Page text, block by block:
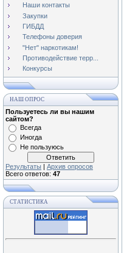
Наши контакты
Закупки
ГИБДД
Телефоны доверия
"Нет" наркотикам!
Противодействие терр...
Конкурсы
НАШ ОПРОС
Пользуетесь ли вы нашим
сайтом?
Всегда
Иногда
Не пользуюсь
Результаты | Архив опросов
Всего ответов: 47
СТАТИСТИКА